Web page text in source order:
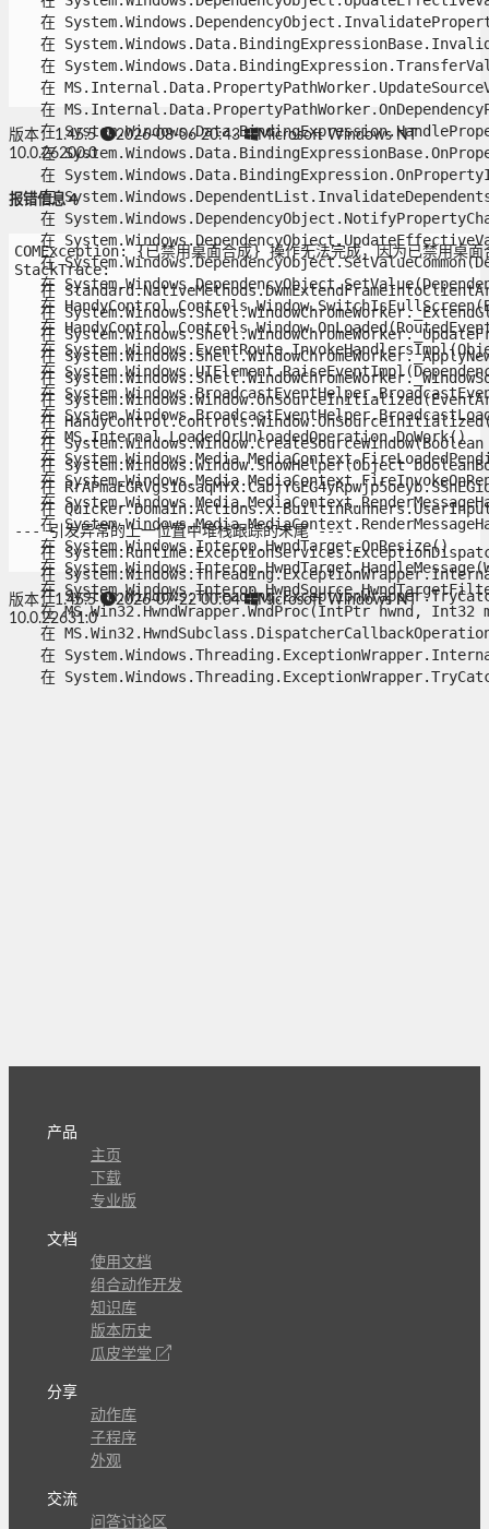
在
在
在
在
在
在
在
在
在
在
在
在
在
在
在
在
在
在
在
   在 MS.Internal.LoadedOrUnloadedOperation.DoWork()
在
在
在
在
   在 System.Windows.Interop.HwndTarget.OnResize()
在
在
在 MS.Win32.HwndWrapper.WndProc(IntPtr hwnd,
在
在
在
版本：1.45.5 2026-08-06 20:43
Microsoft Windows NT
10.0.26200.0
报错信息 4
COMException: {已禁用桌面合成} 操作无法完成，因为已禁用桌
StackTrace:
在
在
在
在
在
在
在
在 System.Windows.Window.CreateSourceWindow(Boolean
在 System.Windows.Window.ShowHelper(Object
在
在
--- 引发异常的上一位置中堆栈跟踪的末尾 ---
在
在
在
版本：1.45.5 2026-07-22 00:04
Microsoft Windows NT
10.0.22631.0
产品
主页
下载
专业版
文档
使用文档
组合动作开发
知识库
版本历史
瓜皮学堂
分享
动作库
子程序
外观
交流
问答讨论区